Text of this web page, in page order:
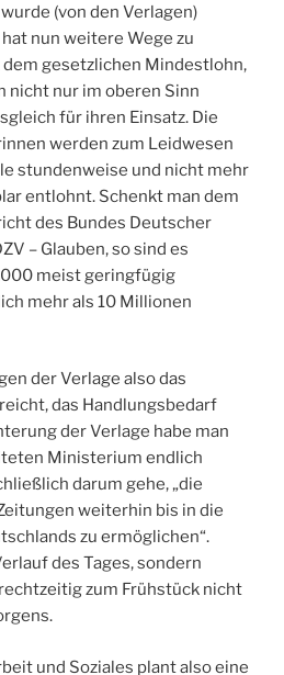
(von den Verlagen)
nun weitere Wege zu
gesetzlichen Mindestlohn,
nicht nur im oberen Sinn
für ihren Einsatz. Die
werden zum Leidwesen
stundenweise und nicht mehr
entlohnt. Schenkt man dem
des Bundes Deutscher
– Glauben, so sind es
meist geringfügig
mehr als 10 Millionen
der Verlage also das
das Handlungsbedarf
der Verlage habe man
Ministerium endlich
darum gehe, „die
weiterhin bis in die
zu ermöglichen“.
des Tages, sondern
zum Frühstück nicht
und Soziales plant also eine